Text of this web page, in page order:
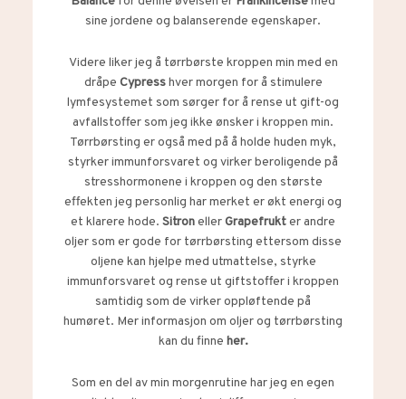
sine jordene og balanserende egenskaper.
Videre liker jeg å tørrbørste kroppen min med en
dråpe Cypresshver morgen for å stimulere
lymfesystemet som sørger for å rense ut gift-og
avfallstoffer som jeg ikke ønsker i kroppen min.
Tørrbørsting er også med på å holde huden myk,
styrker immunforsvaret og virker beroligende på
stresshormonene i kroppen og den største
effekten jeg personlig har merket er økt energi og
et klarere hode. SitronellerGrapefrukter andre
oljer som er gode for tørrbørsting ettersom disse
oljene kan hjelpe med utmattelse, styrke
immunforsvaret og rense ut giftstoffer i kroppen
samtidig som de virker oppløftende på
humøret. Mer informasjon om oljer og tørrbørsting
kan du finne her.
Som en del av min morgenrutine har jeg en egen